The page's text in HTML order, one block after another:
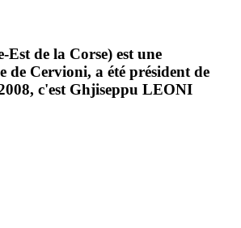
de la Corse) est une
Cervioni, a été président de
c'est Ghjiseppu LEONI